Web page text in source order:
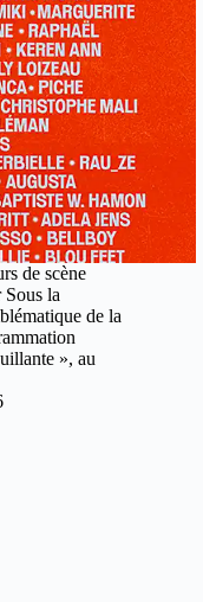
de scène
Sous la
de la
», au